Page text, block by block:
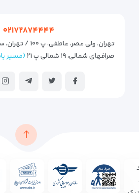
۰۲۱۷۲۸۷۴۴۴۴
تهران، ولی عصر،
صرافهای شمالی، ۱۹ شمالی پ ۲۱
(مسیر